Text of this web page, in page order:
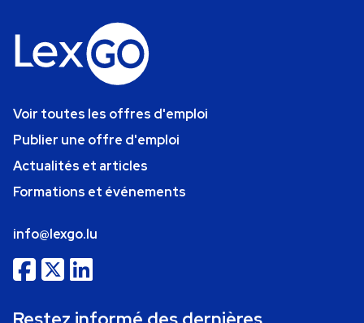
Voir toutes les offres d'emploi
Publier une offre d'emploi
Actualités et articles
Formations et événements
info@lexgo.lu